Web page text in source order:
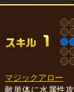
マジックアロー
敵単体に水属性